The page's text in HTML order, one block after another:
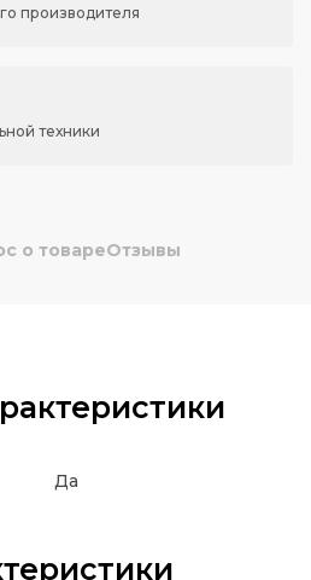
производителя
техники
о товареОтзывы
Да